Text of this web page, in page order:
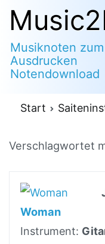
Zum
Inhalt
springen
Musiknoten zum
Ausdrucken
Notendownload
Start
Verschlagwortet
Woman
Instrument: